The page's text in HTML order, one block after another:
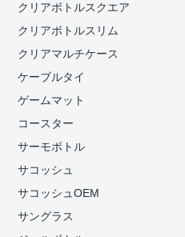
クリアボトルスクエア
クリアボトルスリム
クリアマルチケース
ケーブルタイ
ゲームマット
コースター
サーモボトル
サコッシュ
サコッシュOEM
サングラス